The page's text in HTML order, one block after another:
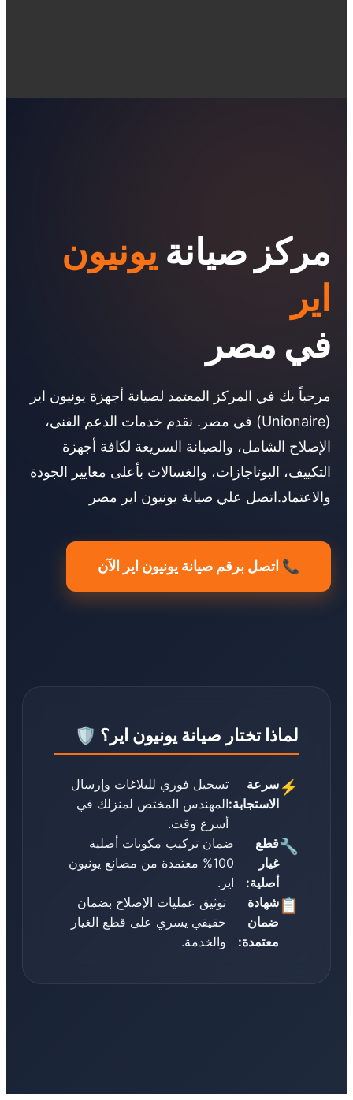
مركز صيانة يونيون
اير
في مصر
مرحباً بك في المركز المعتمد لصيانة أجهزة يونيون اير
(Unionaire) في مصر. نقدم خدمات الدعم الفني،
الإصلاح الشامل، والصيانة السريعة لكافة أجهزة
التكييف، البوتاجازات، والغسالات بأعلى معايير الجودة
والاعتماد.اتصل علي صيانة يونيون اير مصر
📞 اتصل برقم صيانة يونيون اير الآن
لماذا تختار صيانة يونيون اير؟ 🛡️
⚡سرعة
الاستجابة:
تسجيل فوري للبلاغات وإرسال
المهندس المختص لمنزلك في
أسرع وقت.
🔧قطع
غيار
أصلية:
ضمان تركيب مكونات أصلية
100% معتمدة من مصانع يونيون
اير.
📋 شهادة
ضمان
معتمدة:
توثيق عمليات الإصلاح بضمان
حقيقي يسري على قطع الغيار
والخدمة.